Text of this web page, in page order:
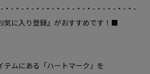
-・-・-・-・-・-・-・-・-・-・-・-・-
気に入り登録』がおすすめです！■
テムにある「ハートマーク」を